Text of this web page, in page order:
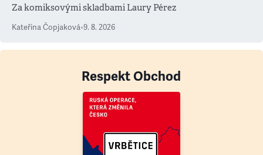
Za komiksovými skladbami Laury Pérez
Kateřina Čopjaková•9. 8. 2026
Respekt Obchod